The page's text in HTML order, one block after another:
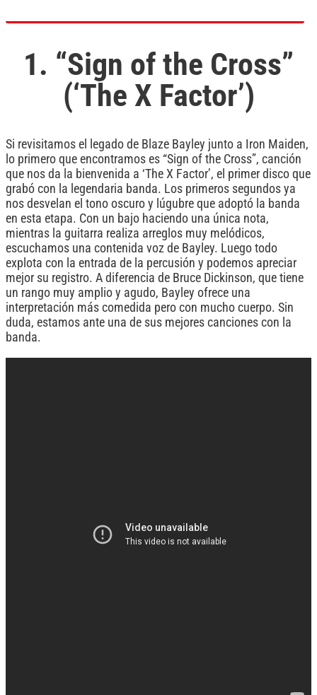
1. “Sign of the Cross”
(‘The X Factor’)
Si revisitamos el legado de Blaze Bayley junto a Iron Maiden,
lo primero que encontramos es “Sign of the Cross”, canción
que nos da la bienvenida a ‘The X Factor’, el primer disco que
grabó con la legendaria banda. Los primeros segundos ya
nos desvelan el tono oscuro y lúgubre que adoptó la banda
en esta etapa. Con un bajo haciendo una única nota,
mientras la guitarra realiza arreglos muy melódicos,
escuchamos una contenida voz de Bayley. Luego todo
explota con la entrada de la percusión y podemos apreciar
mejor su registro. A diferencia de Bruce Dickinson, que tiene
un rango muy amplio y agudo, Bayley ofrece una
interpretación más comedida pero con mucho cuerpo. Sin
duda, estamos ante una de sus mejores canciones con la
banda.